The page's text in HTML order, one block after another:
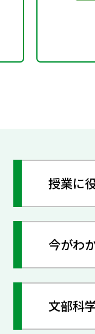
授業に
今がわ
文部科